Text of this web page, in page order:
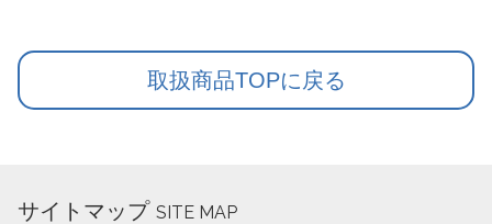
取扱商品TOPに戻る
サイトマップ SITE MAP